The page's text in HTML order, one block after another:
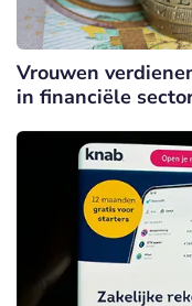
Vrouwen
in financiële